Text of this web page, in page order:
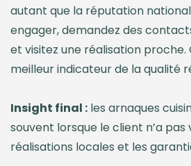
autant que la réputation
engager, demandez des
et visitez une réalisation proche.
meilleur indicateur de la qualité
Insight final : les arnaques
souvent lorsque le client n’a pas
réalisations locales et les